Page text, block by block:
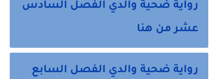
رواية ضحية والدي الفصل السادس
عشر من هنا
رواية ضحية والدي الفصل السابع